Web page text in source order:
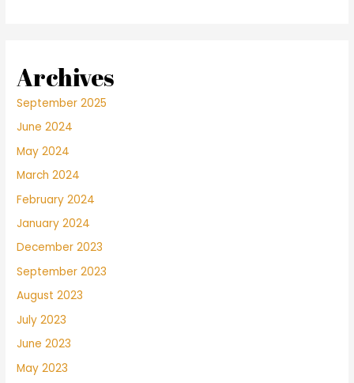
Archives
September 2025
June 2024
May 2024
March 2024
February 2024
January 2024
December 2023
September 2023
August 2023
July 2023
June 2023
May 2023